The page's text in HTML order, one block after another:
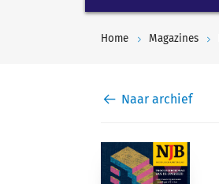
Home Magazines
Naar archief